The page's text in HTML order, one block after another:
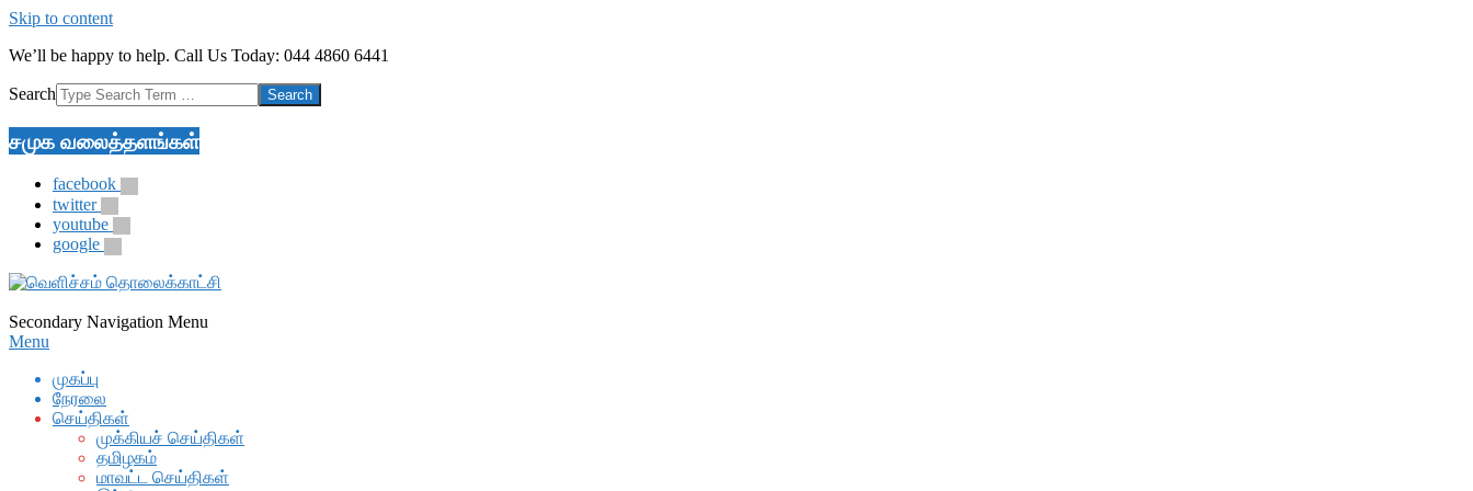
Skip to content
We’ll be happy to help. Call Us Today: 044 4860 6441
Search
சமுக வலைத்தளங்கள்
facebook
twitter
youtube
google
Secondary Navigation Menu
Menu
முகப்பு
நேரலை
செய்திகள்
முக்கியச் செய்திகள்
தமிழகம்
மாவட்ட செய்திகள்